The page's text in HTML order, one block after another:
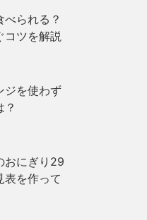
られる？
コツを解説
ジを使わず
？
おにぎり29
表を作って